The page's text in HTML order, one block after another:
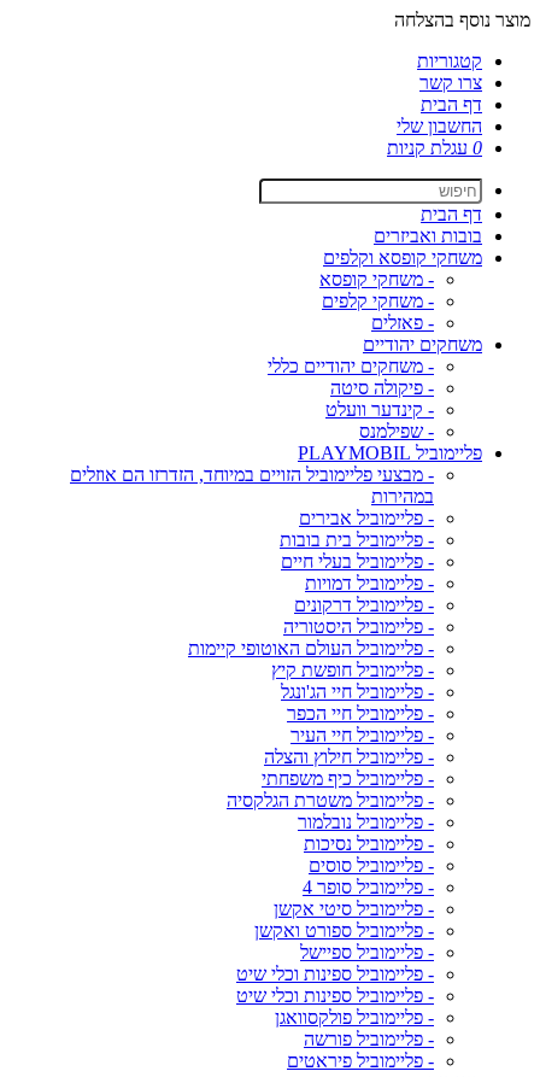
מוצר נוסף בהצלחה
קטגוריות
צרו קשר
דף הבית
החשבון שלי
0 עגלת קניות
דף הבית
בובות ואביזרים
משחקי קופסא וקלפים
- משחקי קופסא
- משחקי קלפים
- פאזלים
משחקים יהודיים
- משחקים יהודיים כללי
- פיקולה סיטה
- קינדער וועלט
- שפילמנס
פליימוביל PLAYMOBIL
- מבצעי פליימוביל הזויים במיוחד, הזדרזו הם אוזלים
במהירות
- פליימוביל אבירים
- פליימוביל בית בובות
- פליימוביל בעלי חיים
- פליימוביל דמויות
- פליימוביל דרקונים
- פליימוביל היסטוריה
- פליימוביל העולם האוטופי קיימות
- פליימוביל חופשת קיץ
- פליימוביל חיי הג'ונגל
- פליימוביל חיי הכפר
- פליימוביל חיי העיר
- פליימוביל חילוץ והצלה
- פליימוביל כיף משפחתי
- פליימוביל משטרת הגלקסיה
- פליימוביל נובלמור
- פליימוביל נסיכות
- פליימוביל סוסים
- פליימוביל סופר 4
- פליימוביל סיטי אקשן
- פליימוביל ספורט ואקשן
- פליימוביל ספיישל
- פליימוביל ספינות וכלי שיט
- פליימוביל ספינות וכלי שיט
- פליימוביל פולקסוואגן
- פליימוביל פורשה
- פליימוביל פיראטים